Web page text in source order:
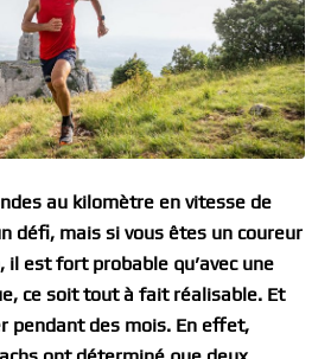
au kilomètre en vitesse de
défi, mais si vous êtes un coureur
il est fort probable qu’avec une
ce soit tout à fait réalisable. Et
pendant des mois. En effet,